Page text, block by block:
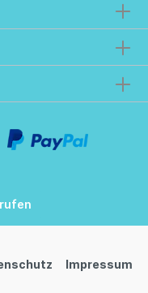
Impressum